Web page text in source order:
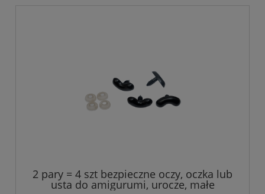
2 pary = 4 szt bezpieczne oczy, oczka lub
usta do amigurumi, urocze, małe